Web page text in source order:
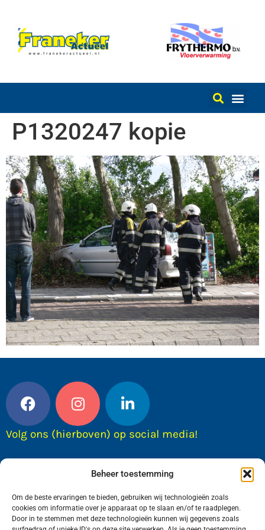
Beheer toestemming
Om de beste ervaringen te bieden, gebruiken wij technologieën zoals
cookies om informatie over je apparaat op te slaan en/of te raadplegen.
Door in te stemmen met deze technologieën kunnen wij gegevens zoals
P1320247 kopie
Volg ons (hierboven) op social media!